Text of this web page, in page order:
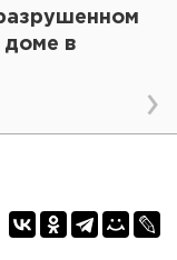
доме в